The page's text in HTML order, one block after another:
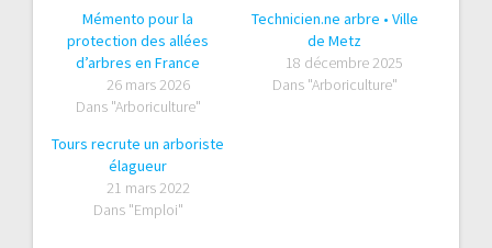
Mémento pour la
protection des allées
d’arbres en France
26 mars 2026
Dans "Arboriculture"
Technicien.ne arbre • Ville
de Metz
18 décembre 2025
Dans "Arboriculture"
Tours recrute un arboriste
élagueur
21 mars 2022
Dans "Emploi"